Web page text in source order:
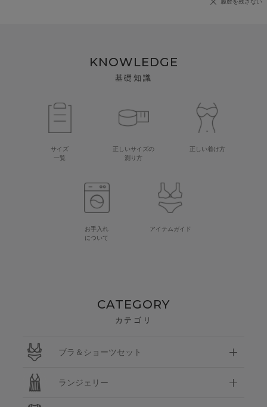
履歴を残さない
KNOWLEDGE
基礎知識
サイズ
一覧
正しいサイズの
測り方
正しい着け方
お手入れ
について
アイテムガイド
CATEGORY
カテゴリ
ブラ＆ショーツセット
ランジェリー